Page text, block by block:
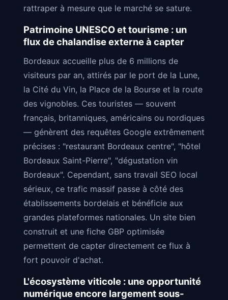
rattraper à mesure que le marché se sature.
Patrimoine UNESCO et tourisme : un
flux de chalandise externe à capter
Bordeaux accueille plus de 6 millions de
visiteurs par an, attirés par le port de la Lune,
la Cité du Vin, la Place de la Bourse et la route
des vignobles. Ces touristes — souvent
français, britanniques, américains ou nordiques
— génèrent des requêtes Google extrêmement
précises : "restaurant Bordeaux centre", "hôtel
Bordeaux Saint-Pierre", "dégustation vin
Bordeaux". Cependant, sans travail SEO local
sérieux, ce trafic massif passe à côté des
établissements bordelais et bénéficie aux
grandes plateformes nationales. Un site bien
construit et une fiche GBP optimisée
permettent de capter directement ce flux à
fort pouvoir d'achat.
L'écosystème viticole : une opportunité
numérique encore largement sous-